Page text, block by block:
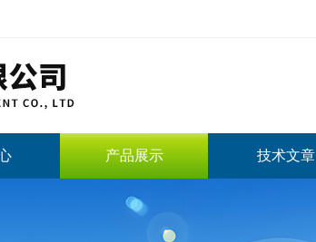
产品展示 技术文章